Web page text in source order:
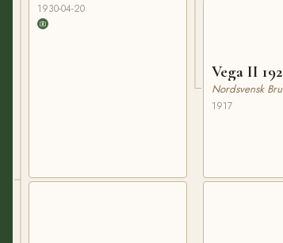
1930-04-20
Vega II
Nordsvensk
1917